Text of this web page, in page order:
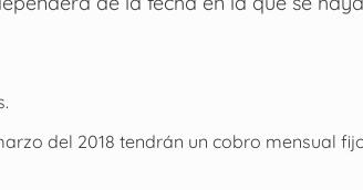
del 2018 tendrán un cobro mensual